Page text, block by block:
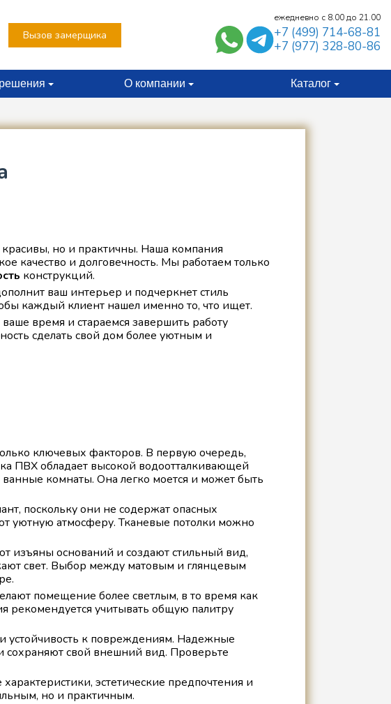
Вызов замерщика
ежедневно с 8.00 до 21.00
+7 (499) 714-68-81
+7 (977) 328-80-86
О компании Каталог
но и практичны. Наша компания
качество и долговечность. Мы работаем только
конструкций.
ваш интерьер и подчеркнет стиль
каждый клиент нашел именно то, что ищет.
время и стараемся завершить работу
сделать свой дом более уютным и
ключевых факторов. В первую очередь,
ПВХ обладает высокой водоотталкивающей
комнаты. Она легко моется и может быть
поскольку они не содержат опасных
уютную атмосферу. Тканевые потолки можно
изъяны оснований и создают стильный вид,
свет. Выбор между матовым и глянцевым
помещение более светлым, в то время как
рекомендуется учитывать общую палитру
устойчивость к повреждениям. Надежные
сохраняют свой внешний вид. Проверьте
эстетические предпочтения и
но и практичным.